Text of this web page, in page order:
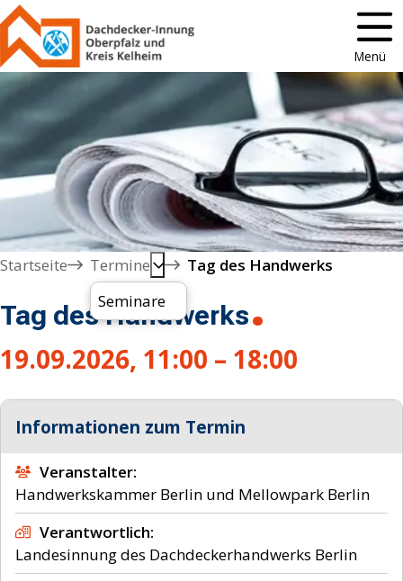
Menü
Startseite
Termine
Seminare
Tag des Handwerks
Tag des Handwerks
19.09.2026, 11:00 – 18:00
Informationen zum Termin
Veranstalter
Handwerkskammer Berlin und Mellowpark Berlin
Verantwortlich
Landesinnung des Dachdeckerhandwerks Berlin